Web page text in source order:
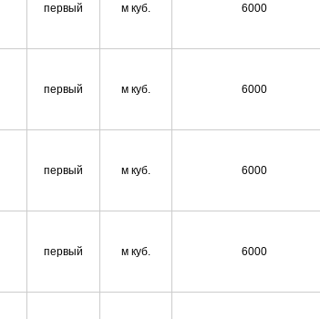
первый м куб. 6000
первый м куб. 6000
первый м куб. 6000
первый м куб. 6000